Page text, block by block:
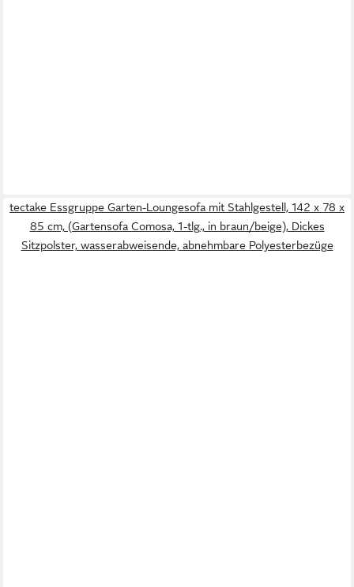
tectake Essgruppe Garten-Loungesofa mit Stahlgestell, 142 x 78 x
85 cm, (Gartensofa Comosa, 1-tlg., in braun/beige), Dickes
Sitzpolster, wasserabweisende, abnehmbare Polyesterbezüge